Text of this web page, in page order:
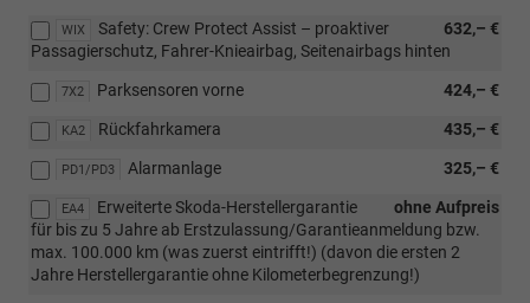
9,2"
WIT)
WIX 632,– €
Safety: Crew Protect Assist – proaktiver
Passagierschutz, Fahrer-Knieairbag, Seitenairbags hinten
7X2 424,– €
Parksensoren vorne
KA2 435,– €
Rückfahrkamera
PD1/PD3 325,– €
Alarmanlage
EA4 ohne Aufpreis
Erweiterte Skoda-Herstellergarantie
für bis zu 5 Jahre ab Erstzulassung/Garantieanmeldung bzw.
max. 100.000 km (was zuerst eintrifft!) (davon die ersten 2
Jahre Herstellergarantie ohne Kilometerbegrenzung!)